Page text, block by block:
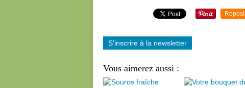
Repost
S'inscrire à la newsletter
Vous aimerez aussi :